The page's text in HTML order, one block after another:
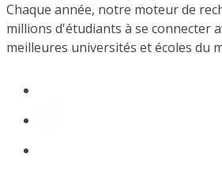
Chaque année, notre moteur de
millions d'étudiants à se connecter
meilleures universités et écoles du